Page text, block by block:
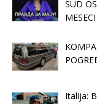
SUD
Italija: